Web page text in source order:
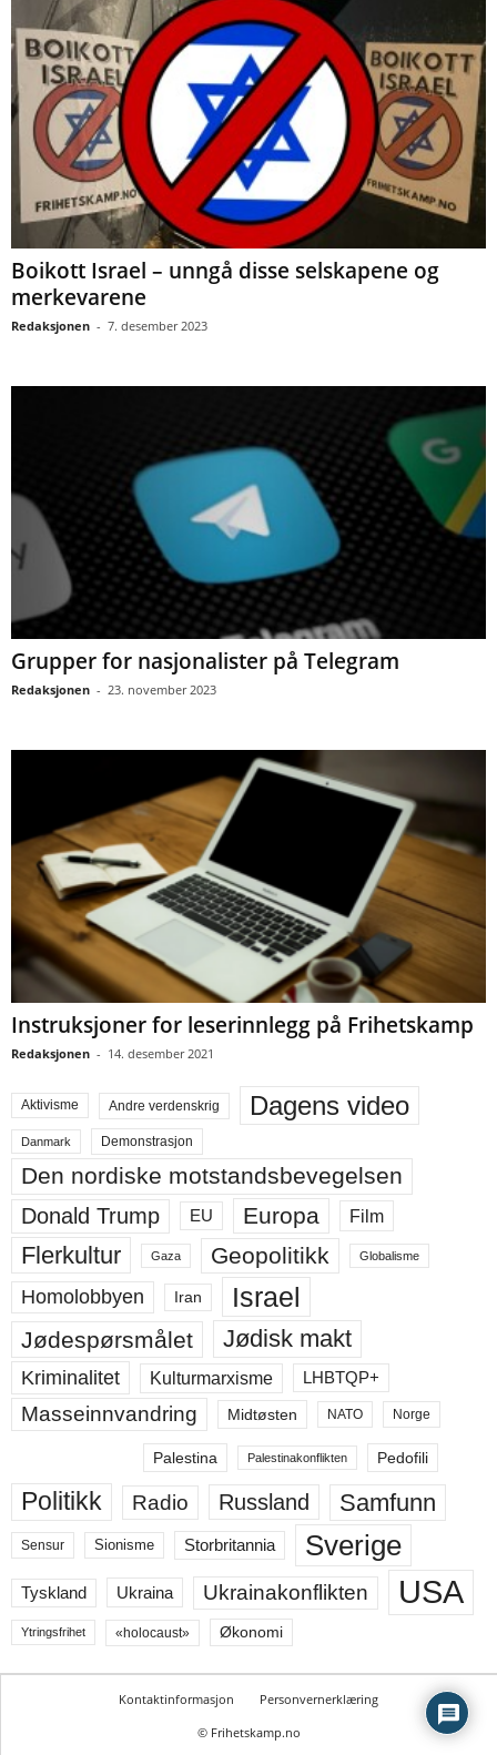
Boikott Israel – unngå disse selskapene og
merkevarene
Redaksjonen - 7. desember 2023
Grupper for nasjonalister på Telegram
Redaksjonen - 23. november 2023
Instruksjoner for leserinnlegg på Frihetskamp
Redaksjonen - 14. desember 2021
Aktivisme Andre verdenskrig Dagens video
Danmark Demonstrasjon
Den nordiske motstandsbevegelsen
Donald Trump EU Europa Film
Flerkultur Gaza Geopolitikk Globalisme
Homolobbyen Iran Israel
Jødespørsmålet Jødisk makt
Kriminalitet Kulturmarxisme LHBTQP+
Masseinnvandring Midtøsten NATO Norge
Palestina Palestinakonflikten Pedofili
Politikk Radio Russland Samfunn
Sensur Sionisme Storbritannia Sverige
Tyskland Ukraina Ukrainakonflikten USA
Ytringsfrihet «holocaust» Økonomi
Kontaktinformasjon
Personvernerklæring
© Frihetskamp.no